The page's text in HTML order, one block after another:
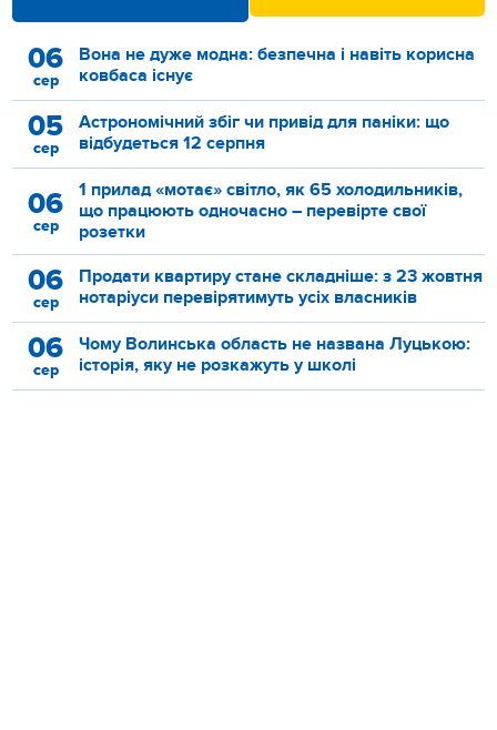
06
сер
Вона не дуже модна: безпечна і навіть корисна
ковбаса існує
05
сер
Астрономічний збіг чи привід для паніки: що
відбудеться 12 серпня
06
сер
1 прилад «мотає» світло, як 65 холодильників,
що працюють одночасно – перевірте свої
розетки
06
сер
Продати квартиру стане складніше: з 23 жовтня
нотаріуси перевірятимуть усіх власників
06
сер
Чому Волинська область не названа Луцькою:
історія, яку не розкажуть у школі